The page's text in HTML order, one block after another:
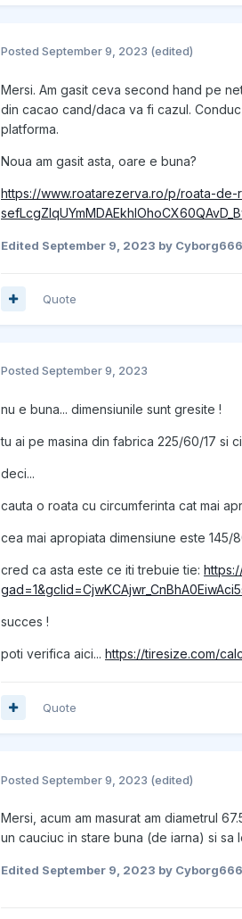
Posted September 9, 2023 (edited)
Mersi. Am gasit ceva second hand pe
din cacao cand/daca va fi cazul.
platforma.
Noua am gasit asta, oare e buna?
https://www.roatarezerva.ro/p/roata-de-
Edited September 9, 2023 by Cyborg666
Quote
Posted September 9, 2023
nu e buna... dimensiunile sunt gresite !
tu ai pe masina din fabrica 225/60/17 si
deci...
cauta o roata cu circumferinta cat mai
cea mai apropiata dimensiune este 145/
cred ca asta este ce iti trebuie tie:
succes !
poti verifica aici... https://tiresize.com/
Quote
Posted September 9, 2023 (edited)
Mersi, acum am masurat am diametrul
un cauciuc in stare buna (de iarna) si sa
Edited September 9, 2023 by Cyborg666